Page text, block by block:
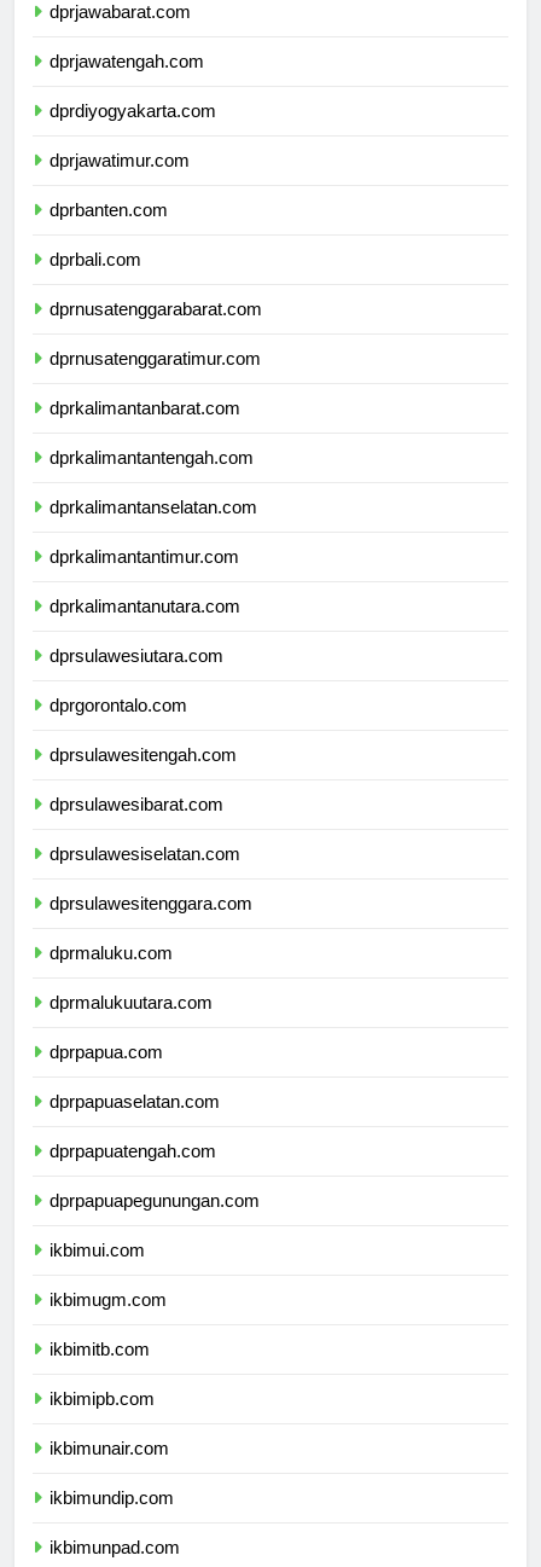
dprjawabarat.com
dprjawatengah.com
dprdiyogyakarta.com
dprjawatimur.com
dprbanten.com
dprbali.com
dprnusatenggarabarat.com
dprnusatenggaratimur.com
dprkalimantanbarat.com
dprkalimantantengah.com
dprkalimantanselatan.com
dprkalimantantimur.com
dprkalimantanutara.com
dprsulawesiutara.com
dprgorontalo.com
dprsulawesitengah.com
dprsulawesibarat.com
dprsulawesiselatan.com
dprsulawesitenggara.com
dprmaluku.com
dprmalukuutara.com
dprpapua.com
dprpapuaselatan.com
dprpapuatengah.com
dprpapuapegunungan.com
ikbimui.com
ikbimugm.com
ikbimitb.com
ikbimipb.com
ikbimunair.com
ikbimundip.com
ikbimunpad.com